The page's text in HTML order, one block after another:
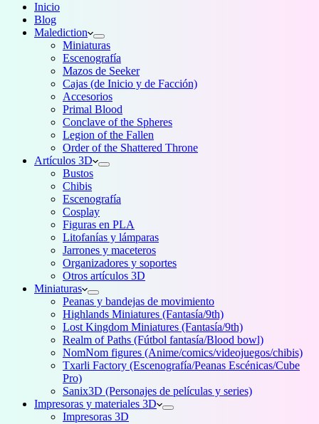
Inicio
Blog
Malediction
Miniaturas
Escenografía
Mazos de Seeker
Cajas (de Inicio y de Facción)
Accesorios
Primal Blood
Conclave of the Spheres
Legion of the Fallen
Order of the Shattered Throne
Artículos 3D
Bustos
Chibis
Escenografía
Cosplay
Figuras en PLA
Litofanías y lámparas
Jarrones y maceteros
Organizadores y soportes
Otros artículos 3D
Miniaturas
Peanas y bandejas de movimiento
Highlands Miniatures (Fantasía/9th)
Lost Kingdom Miniatures (Fantasía/9th)
Realm of Paths (Fútbol fantasía/Blood bowl)
NomNom figures (Anime/comics/videojuegos/chibis)
Txarli Factory (Escenografía/Peanas Escénicas/Cube
Pro)
Sanix3D (Personajes de películas y series)
Impresoras y materiales 3D
Impresoras 3D